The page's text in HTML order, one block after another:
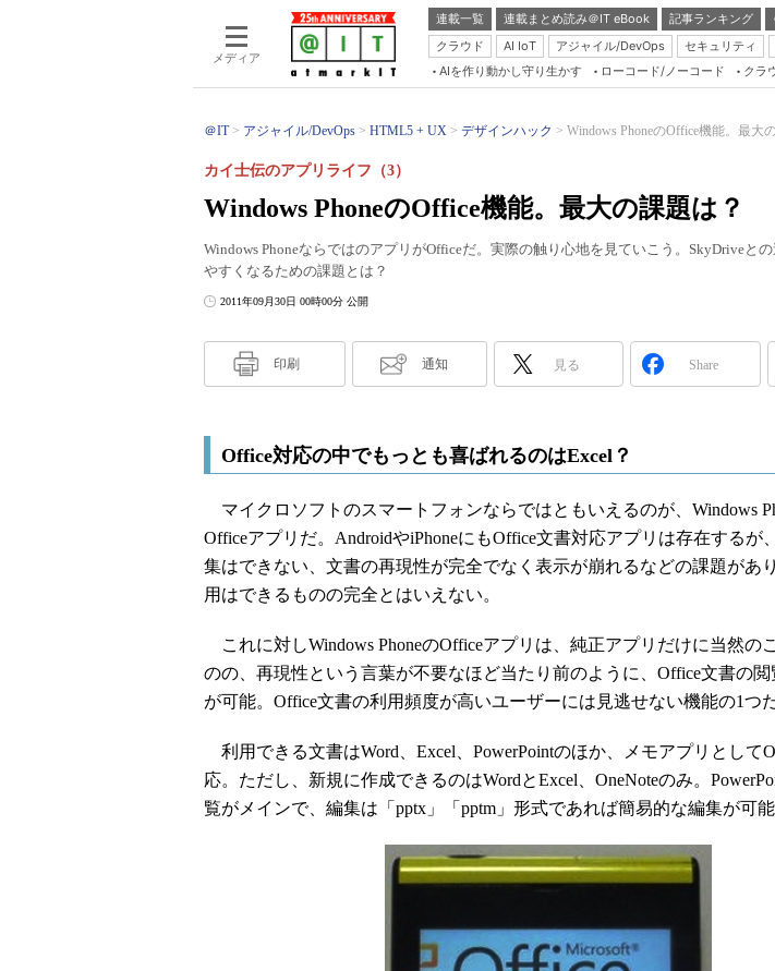
メディア
連載一覧 連載まとめ読み＠IT eBook 記事ランキング
クラウド
AI IoT アジャイル/DevOps セキュリティ
AIを作り動かし守り生かす ローコード/ノーコード クラ
＠IT アジャイル/DevOps HTML5 + UX デザインハック Windows PhoneのOffice機能。最大
Windows PhoneのOffice機能。最大の課題は？
カイ士伝のアプリライフ（3）
Windows PhoneならではのアプリがOfficeだ。実際の触り心地を見ていこう。SkyDriveと
やすくなるための課題とは？
2011年09月30日 00時00分 公開
印刷 通知 見る Share
Office対応の中でもっとも喜ばれるのはExcel？
マイクロソフトのスマートフォンならではともいえるのが、Windows
Officeアプリだ。AndroidやiPhoneにもOffice文書対応アプリは存在するが
集はできない、文書の再現性が完全でなく表示が崩れるなどの課題があ
用はできるものの完全とはいえない。
これに対しWindows PhoneのOfficeアプリは、純正アプリだけに当然の
のの、再現性という言葉が不要なほど当たり前のように、Office文書の
が可能。Office文書の利用頻度が高いユーザーには見逃せない機能の1つ
利用できる文書はWord、Excel、PowerPointのほか、メモアプリとして
応。ただし、新規に作成できるのはWordとExcel、OneNoteのみ。
覧がメインで、編集は「pptx」「pptm」形式であれば簡易的な編集が可能